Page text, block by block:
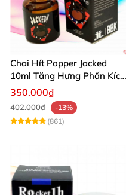
Chai Hít Popper Jacked
10ml Tăng Hưng Phấn Kích
Thích Mạnh Mẽ
350.000₫
402.000₫
-13%
(861)